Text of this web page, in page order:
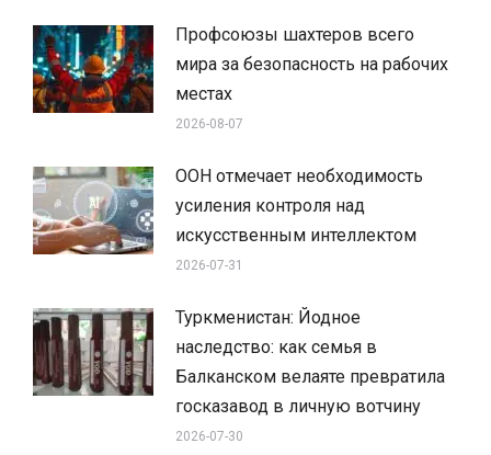
Профсоюзы шахтеров всего
мира за безопасность на рабочих
местах
2026-08-07
ООН отмечает необходимость
усиления контроля над
искусственным интеллектом
2026-07-31
Туркменистан: Йодное
наследство: как семья в
Балканском велаяте превратила
госказавод в личную вотчину
2026-07-30